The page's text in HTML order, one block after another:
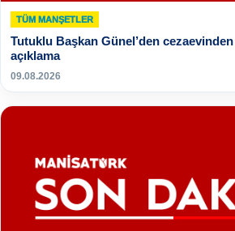
TÜM MANŞETLER
Tutuklu Başkan Günel’den
açıklama
09.08.2026